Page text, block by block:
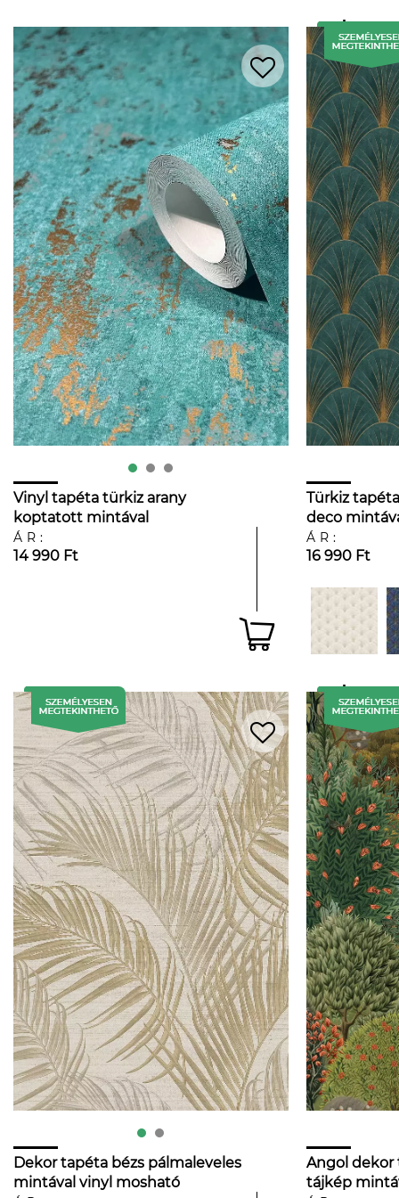
Vinyl tapéta türkiz arany
koptatott mintával
ÁR:
14 990 Ft
Türkiz
deco
ÁR:
16 990 Ft
Dekor tapéta bézs pálmaleveles
mintával vinyl mosható
Angol dekor
tájkép